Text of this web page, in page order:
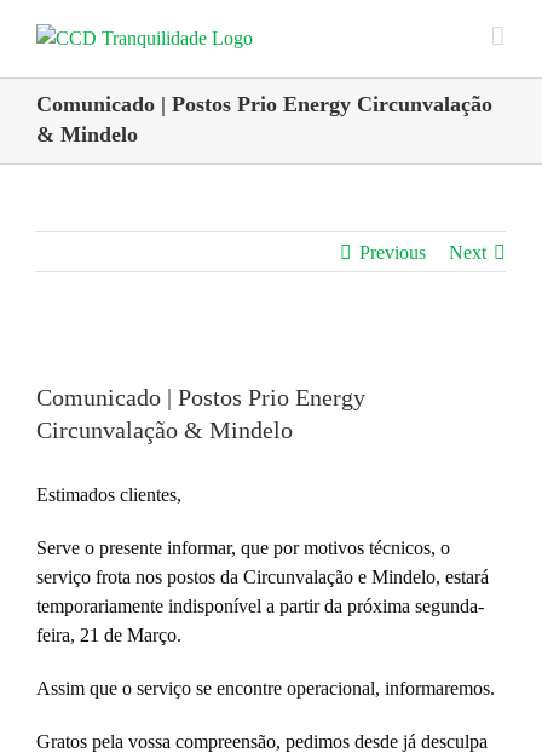
Comunicado | Postos Prio Energy Circunvalação
& Mindelo
Previous Next
Larger
Comunicado | Postos Prio Energy
Circunvalação & Mindelo
Estimados clientes,
Serve o presente informar, que por motivos técnicos, o
serviço frota nos postos da Circunvalação e Mindelo, estará
temporariamente indisponível a partir da próxima segunda-
feira, 21 de Março.
Assim que o serviço se encontre operacional, informaremos.
Gratos pela vossa compreensão, pedimos desde já desculpa